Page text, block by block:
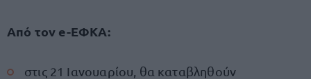
Από τον e-ΕΦΚΑ:
στις 21 Ιανουαρίου, θα καταβληθούν